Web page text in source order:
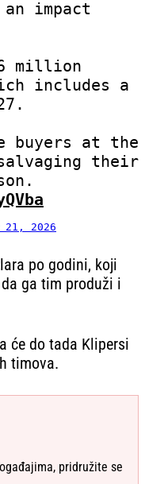
impact
million
includes a
buyers at the
their
21, 2026
po godini, koji
ga tim produži i
će do tada Klipersi
timova.
pridružite se